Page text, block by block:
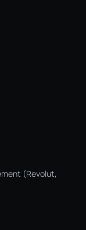
(Revolut,